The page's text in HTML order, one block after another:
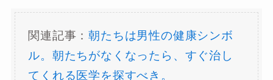
関連記事：朝たちは男性の健康シンボ
ル。朝たちがなくなったら、すぐ治し
てくれる医学を探すべき。